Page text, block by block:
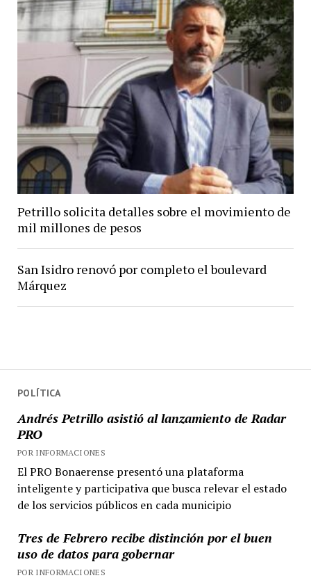
POLÍTICA
Andrés Petrillo asistió al lanzamiento de Radar
PRO
POR INFORMACIONES
El PRO Bonaerense presentó una plataforma
inteligente y participativa que busca relevar el estado
de los servicios públicos en cada municipio
Tres de Febrero recibe distinción por el buen
uso de datos para gobernar
POR INFORMACIONES
Petrillo solicita detalles sobre el movimiento de
mil millones de pesos
San Isidro renovó por completo el boulevard
Márquez